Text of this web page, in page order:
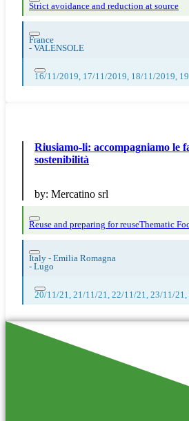
Strict avoidance and reduction at source
France
- VALENSOLE
16/11/2019, 17/11/2019, 18/11/2019,
Riusiamo-li: accompagniamo le
sostenibilità
by: Mercatino srl
Reuse and preparing for reuseThematic
Italy - Emilia Romagna
- Lugo
20/11/21, 21/11/21, 22/11/21, 23/11/